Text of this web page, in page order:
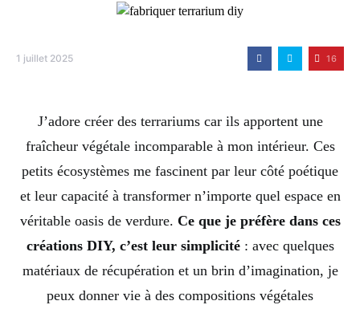
1 juillet 2025 16
J’adore créer des terrariums car ils apportent une
fraîcheur végétale incomparable à mon intérieur. Ces
petits écosystèmes me fascinent par leur côté poétique
et leur capacité à transformer n’importe quel espace en
véritable oasis de verdure. Ce que je préfère dans ces
créations DIY, c’est leur simplicité: avec quelques
matériaux de récupération et un brin d’imagination, je
peux donner vie à des compositions végétales